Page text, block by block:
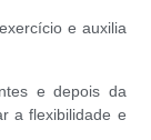
e auxilia
e depois da
a flexibilidade e